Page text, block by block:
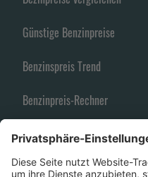
Günstige Benzinpreise
Benzinspreis Trend
Benzinpreis-Rechner
Spritpreise
Benzin Vergleich